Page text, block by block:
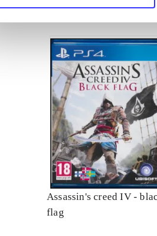
Assassin's creed IV -
flag